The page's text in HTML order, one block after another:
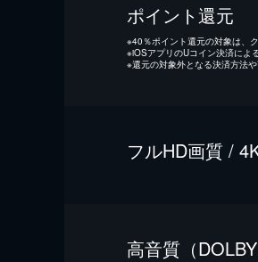
ポイント還元
※40％ポイント還元の対象は、
※iOSアプリのUコイン決済によ
※還元の対象外となる決済方法
フルHD画質 /
⾼⾳質（